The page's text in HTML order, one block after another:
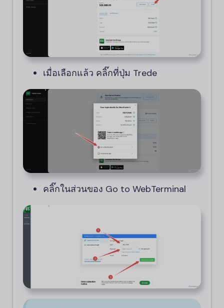
เมื่อเลือกแล้ว คลิ๊กที่ปุ่ม Trede
คลิ๊กในส่วนของ Go to WebTerminal